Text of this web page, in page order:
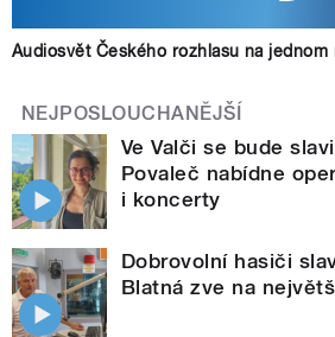
Audiosvět Českého rozhlasu na jednom
NEJPOSLOUCHANĚJŠÍ
Ve Valči se bude
Povaleč nabídne
i koncerty
Dobrovolní hasiči
Blatná zve na